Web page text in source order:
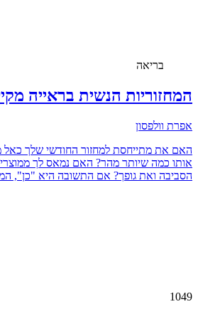
בריאה
המחזוריות הנשית בראייה
אפרת וולפסון
האם את מתייחסת למחזור החודשי שלך כאל
אותו כמה שיותר מהר? האם נמאס לך
הסביבה ואת גופך? אם התשובה היא "כן",
1049